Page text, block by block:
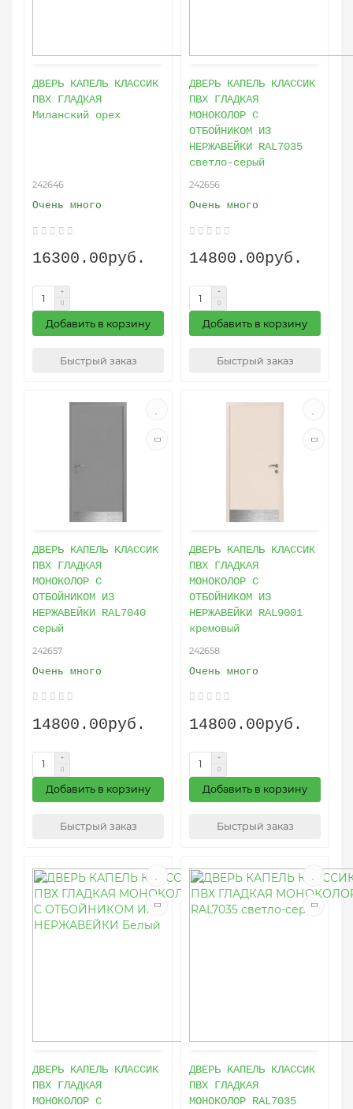
ДВЕРЬ КАПЕЛЬ КЛАССИК
ПВХ ГЛАДКАЯ
Миланский орех
242646
Очень много
16300.00руб.
Добавить в корзину
Быстрый заказ
ДВЕРЬ КАПЕЛЬ КЛАССИК
ПВХ ГЛАДКАЯ
МОНОКОЛОР C
ОТБОЙНИКОМ ИЗ
НЕРЖАВЕЙКИ RAL7035
светло-серый
242656
Очень много
14800.00руб.
Добавить в корзину
Быстрый заказ
ДВЕРЬ КАПЕЛЬ КЛАССИК
ПВХ ГЛАДКАЯ
МОНОКОЛОР C
ОТБОЙНИКОМ ИЗ
НЕРЖАВЕЙКИ RAL7040
серый
242657
Очень много
14800.00руб.
Добавить в корзину
Быстрый заказ
ДВЕРЬ КАПЕЛЬ КЛАССИК
ПВХ ГЛАДКАЯ
МОНОКОЛОР C
ОТБОЙНИКОМ ИЗ
НЕРЖАВЕЙКИ RAL9001
кремовый
242658
Очень много
14800.00руб.
Добавить в корзину
Быстрый заказ
ДВЕРЬ КАПЕЛЬ КЛАССИК
ПВХ ГЛАДКАЯ
МОНОКОЛОР C
ДВЕРЬ КАПЕЛЬ КЛАССИК
ПВХ ГЛАДКАЯ
МОНОКОЛОР RAL7035